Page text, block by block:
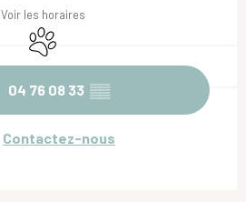
Voir les horaires
Animaux acceptés
04 76 08 33 ▒▒
Contactez-nous